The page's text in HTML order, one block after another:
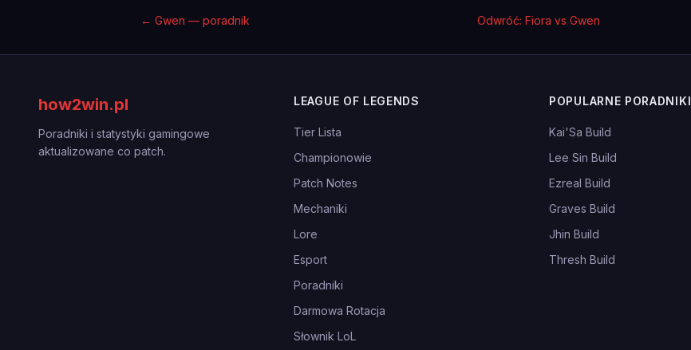
← Gwen — poradnik Odwróć: Fiora vs Gwen
how2win.pl
Poradniki i statystyki gamingowe
aktualizowane co patch.
LEAGUE OF LEGENDS
Tier Lista
Championowie
Patch Notes
Mechaniki
Lore
Esport
Poradniki
Darmowa Rotacja
Słownik LoL
POPULARNE PORADNIKI
Kai'Sa Build
Lee Sin Build
Ezreal Build
Graves Build
Jhin Build
Thresh Build